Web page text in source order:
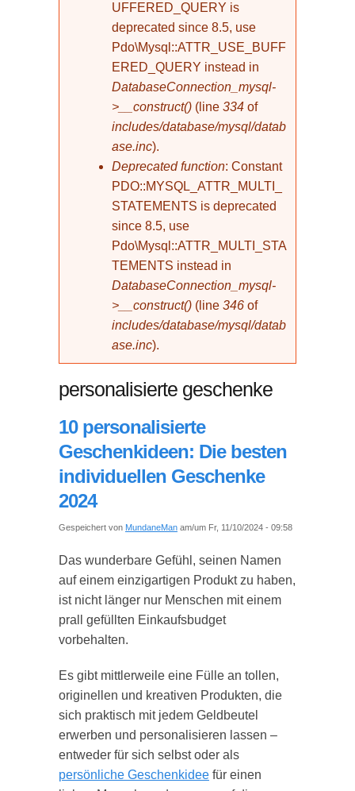
UFFERED_QUERY is
deprecated since 8.5, use
Pdo\Mysql::ATTR_USE_BUFF
ERED_QUERY instead in
DatabaseConnection_mysql-
>__construct() (line 334 of
includes/database/mysql/datab
ase.inc).
Deprecated function: Constant
PDO::MYSQL_ATTR_MULTI_
STATEMENTS is deprecated
since 8.5, use
Pdo\Mysql::ATTR_MULTI_STA
TEMENTS instead in
DatabaseConnection_mysql-
>__construct() (line 346 of
includes/database/mysql/datab
ase.inc).
personalisierte geschenke
10 personalisierte
Geschenkideen: Die besten
individuellen Geschenke
2024
Gespeichert von MundaneMan am/um Fr, 11/10/2024 - 09:58
Das wunderbare Gefühl, seinen Namen
auf einem einzigartigen Produkt zu haben,
ist nicht länger nur Menschen mit einem
prall gefüllten Einkaufsbudget
vorbehalten.
Es gibt mittlerweile eine Fülle an tollen,
originellen und kreativen Produkten, die
sich praktisch mit jedem Geldbeutel
erwerben und personalisieren lassen –
entweder für sich selbst oder als
persönliche Geschenkidee für einen